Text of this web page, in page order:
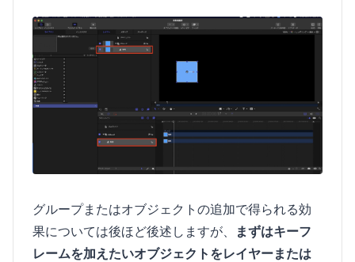
グループまたはオブジェクトの追加で得られる効
果については後ほど後述しますが、
まずはキーフ
レームを加えたいオブジェクトをレイヤーまたは